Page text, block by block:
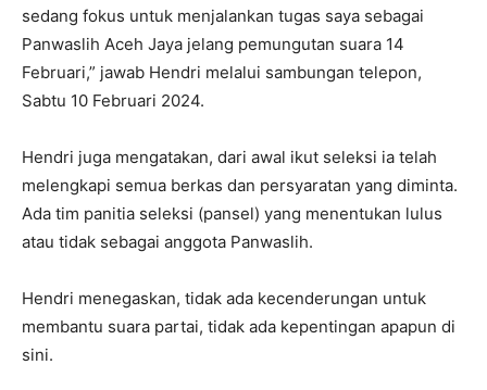
sedang fokus untuk menjalankan tugas saya sebagai
Panwaslih Aceh Jaya jelang pemungutan suara 14
Februari,” jawab Hendri melalui sambungan telepon,
Sabtu 10 Februari 2024.
Hendri juga mengatakan, dari awal ikut seleksi ia telah
melengkapi semua berkas dan persyaratan yang diminta.
Ada tim panitia seleksi (pansel) yang menentukan lulus
atau tidak sebagai anggota Panwaslih.
Hendri menegaskan, tidak ada kecenderungan untuk
membantu suara partai, tidak ada kepentingan apapun di
sini.